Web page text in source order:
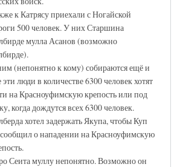
к Катрясу приехали с Ногайской
500 человек. У них Старшина
мулла Асанов (возможно
(непонятно к кому) собираются ещё и
эти люди в количестве 6300 человек хотят
на Красноуфимскую крепость или под
когда дождутся всех 6300 человек.
хотел задержать Якупа, чтобы Куп
о нападении на Красноуфимскую
Сеита муллу непонятно. Возможно он